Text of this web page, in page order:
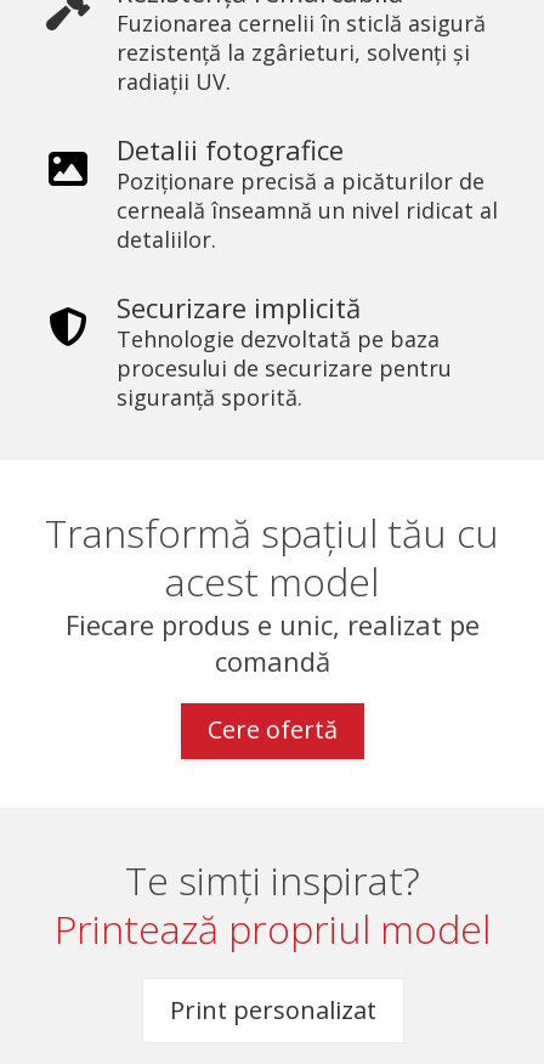
Fuzionarea cernelii în sticlă asigură
rezistență la zgârieturi, solvenți și
radiații UV.
Detalii fotografice
Poziționare precisă a picăturilor de
cerneală înseamnă un nivel ridicat al
detaliilor.
Securizare implicită
Tehnologie dezvoltată pe baza
procesului de securizare pentru
siguranță sporită.
Transformă spațiul tău cu
acest model
Fiecare produs e unic, realizat pe
comandă
Cere ofertă
Te simți inspirat?
Printează propriul model
Print personalizat